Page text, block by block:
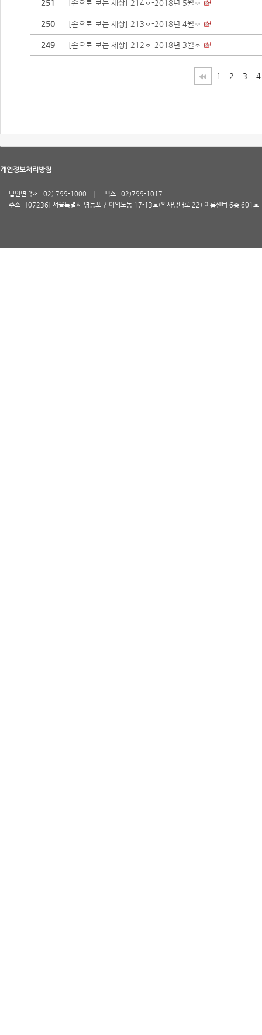
251 [손으로 보는 세상] 214호-2018년 5월호
250 [손으로 보는 세상] 213호-2018년 4월호
249 [손으로 보는 세상] 212호-2018년 3월호
1 2 3 4
개인정보처리방침
법인연락처 : 02) 799-1000
팩스 : 02)799-1017
주소 : [07236] 서울특별시 영등포구 여의도동 17-13호(의사당대로 22) 이룸센터 6층 601호